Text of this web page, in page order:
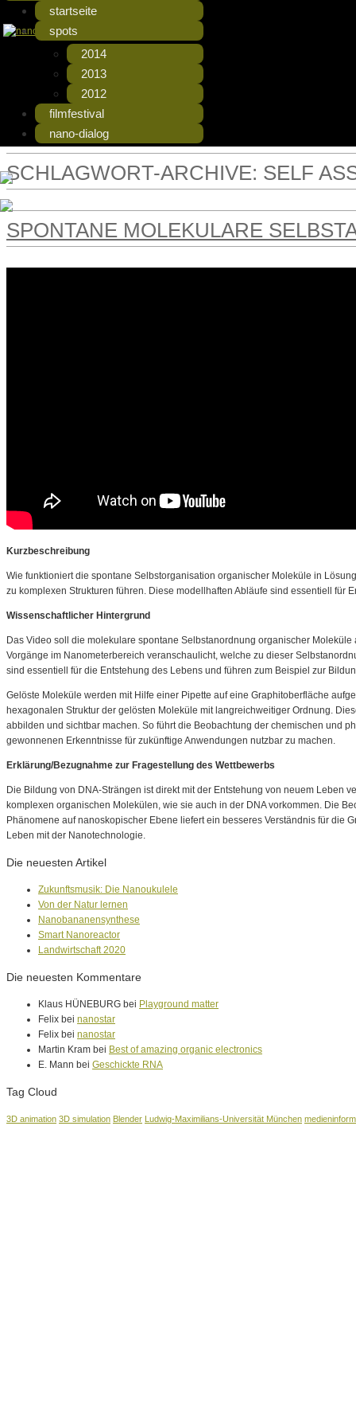
nanospots – Videos
Die Beiträge zum Fimfestival
startseite
spots
2014
2013
2012
filmfestival
nano-dialog
SCHLAGWORT-ARCHIVE: SELF
SPONTANE MOLEKULARE
Kurzbeschreibung
Wie funktioniert die spontane Selbstorganisation organischer Moleküle in
zu komplexen Strukturen führen. Diese modellhaften Abläufe sind essentiell für
Wissenschaftlicher Hintergrund
Das Video soll die molekulare spontane Selbstanordnung organischer
Vorgänge im Nanometerbereich veranschaulicht, welche zu dieser
sind essentiell für die Entstehung des Lebens und führen zum Beispiel zur
Gelöste Moleküle werden mit Hilfe einer Pipette auf eine Graphitoberfläche
hexagonalen Struktur der gelösten Moleküle mit langreichweitiger Ordnung.
abbilden und sichtbar machen. So führt die Beobachtung der chemischen und
gewonnenen Erkenntnisse für zukünftige Anwendungen nutzbar zu machen.
Erklärung/Bezugnahme zur Fragestellung des Wettbewerbs
Die Bildung von DNA-Strängen ist direkt mit der Entstehung von neuem Leben
komplexen organischen Molekülen, wie sie auch in der DNA vorkommen. Die
Phänomene auf nanoskopischer Ebene liefert ein besseres Verständnis für
Leben mit der Nanotechnologie.
Die neuesten Artikel
Zukunftsmusik: Die Nanoukulele
Von der Natur lernen
Nanobananensynthese
Smart Nanoreactor
Landwirtschaft 2020
Die neuesten Kommentare
Klaus HÜNEBURG bei Playground matter
Felix bei nanostar
Felix bei nanostar
Martin Kram bei Best of amazing organic electronics
E. Mann bei Geschickte RNA
Tag Cloud
3D animation 3D simulation Blender Ludwig-Maximilians-Universität München